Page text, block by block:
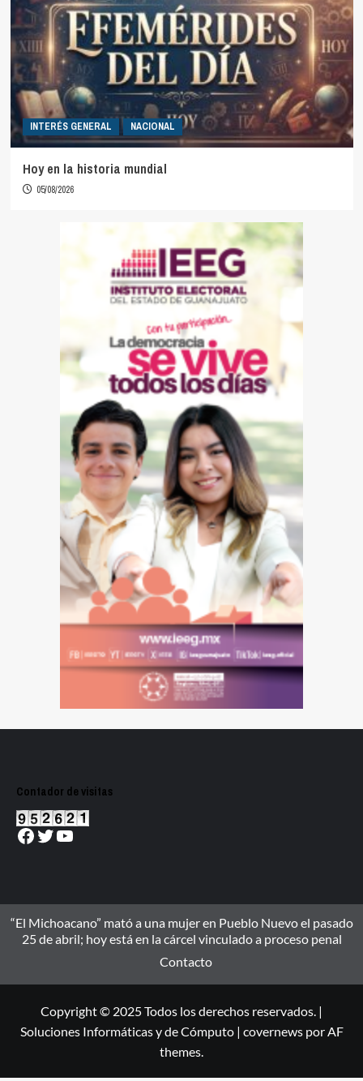
INTERÉS GENERAL NACIONAL
Hoy en la historia mundial
05/08/2026
Contador de visitas
Facebook
Twitter
YouTube
“El Michoacano” mató a una mujer en Pueblo Nuevo el pasado
25 de abril; hoy está en la cárcel vinculado a proceso penal
Contacto
Copyright © 2025 Todos los derechos reservados. |
Soluciones Informáticas y de Cómputo | covernewspor AF
themes.